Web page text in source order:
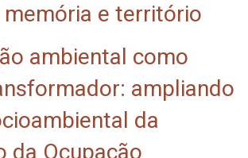
memória e território
ambiental como
ampliando
da
da Ocupação